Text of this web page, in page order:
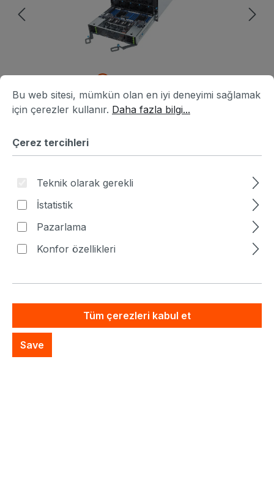
Ürün numarası:HA6B6254-292149|
Fiyat sor
Çerez tercihleri
Bu web sitesi, mümkün olan en iyi deneyimi sağlamak için
Bu web sitesi, mümkün olan en iyi deneyimi sağlamak
için çerezler kullanır. Daha fazla bilgi...
Çerez tercihleri
Teknik olarak gerekli
İstatistik
Pazarlama
Konfor özellikleri
Tüm çerezleri kabul et
Save